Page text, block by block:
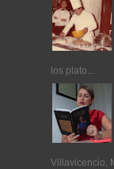
los plato...
Villavicencio,